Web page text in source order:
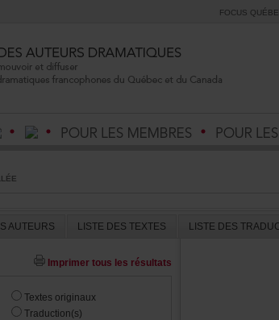
LISTEDESTEXTES
Imprimertouslesrésultats
Textesoriginaux
Traduction(s)